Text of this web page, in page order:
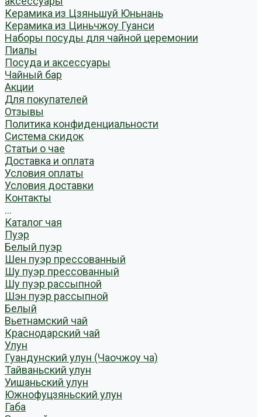
Керамика из Цзяньшуй Юньнань
Керамика из Циньчжоу Гуанси
Наборы посуды для чайной церемонии
Пиалы
Посуда и аксессуары
Чайный бар
Акции
Для покупателей
Отзывы
Политика конфиденциальности
Система скидок
Статьи о чае
Доставка и оплата
Условия оплаты
Условия доставки
Контакты
...
Каталог чая
Пуэр
Белый пуэр
Шен пуэр прессованный
Шу пуэр прессованный
Шу пуэр рассыпной
Шэн пуэр рассыпной
Белый
Вьетнамский чай
Краснодарский чай
Улун
Гуандунский улун (Чаочжоу ча)
Тайваньский улун
Уишаньский улун
Южнофуцзяньский улун
Габа